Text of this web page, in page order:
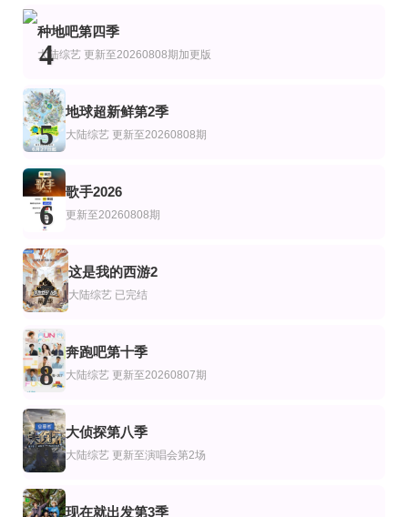
10全集
疼痛之王第二季
宿舍不熄灯第11期
我们的宿舍,归心季
第12期
无辣不欢第2季
圆桌晚晴派
许戈辉,窦文涛,马家辉,周轶君,胡泳,景军
陈辰的超越边界
陈辰 戴军 戚薇 林依晨 陈妍希
足球大小事
加里·莱因克尔 迈卡·理查兹 阿兰·希勒
4
种地吧第四季
大陆综艺 更新至20260808期加更版
5
地球超新鲜第2季
大陆综艺 更新至20260808期
6
歌手2026
更新至20260808期
7
这是我的西游2
大陆综艺 已完结
8
奔跑吧第十季
大陆综艺 更新至20260807期
9
大侦探第八季
大陆综艺 更新至演唱会第2场
现在就出发第3季